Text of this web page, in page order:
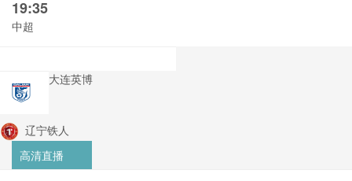
19:35
中超
大连英博
辽宁铁人
高清直播